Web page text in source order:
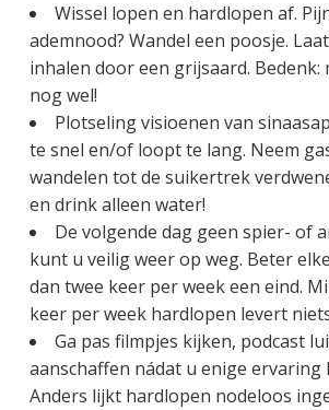
Wissel lopen en hardlopen af.
ademnood? Wandel een poosje.
inhalen door een grijsaard.
nog wel!
Plotseling visioenen van
te snel en/of loopt te lang. Neem
wandelen tot de suikertrek
en drink alleen water!
De volgende dag geen spier- of
kunt u veilig weer op weg. Beter
dan twee keer per week een eind.
keer per week hardlopen levert
Ga pas filmpjes kijken, podcast
aanschaffen nádat u enige ervaring
Anders lijkt hardlopen nodeloos